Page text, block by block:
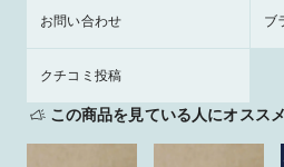
お問い合わせ ブ
クチコミ投稿
この商品を見ている人にオススメ